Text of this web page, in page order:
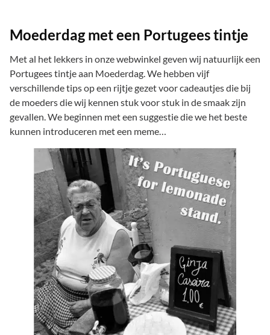
Moederdag met een Portugees tintje
Met al het lekkers in onze webwinkel geven wij natuurlijk een
Portugees tintje aan Moederdag. We hebben vijf
verschillende tips op een rijtje gezet voor cadeautjes die bij
de moeders die wij kennen stuk voor stuk in de smaak zijn
gevallen. We beginnen met een suggestie die we het beste
kunnen introduceren met een meme…